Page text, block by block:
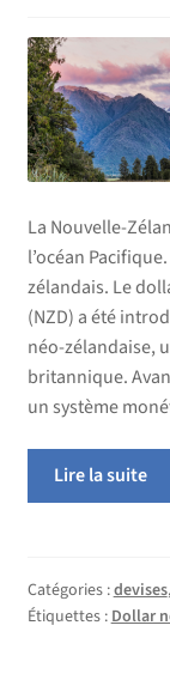
La Nouvelle-
l’océan
zélandais. Le
(NZD) a été
néo-zélandaise,
britannique.
un système
Lire la suite
Catégories :devises
Étiquettes :Dollar